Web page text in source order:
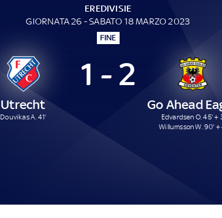
EREDIVISIE
GIORNATA 26 - SABATO 18 MARZO 2023
FINE
Utrecht
Douvikas A. 41'
1 - 2
Edvardsen O. 45' +
Willumsson W. 90' +